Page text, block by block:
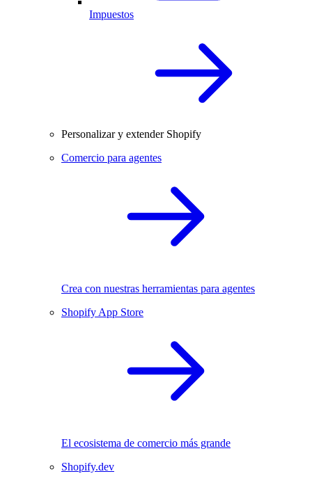
Impuestos
Personalizar y extender Shopify
Comercio para agentes
Crea con nuestras herramientas para agentes
Shopify App Store
El ecosistema de comercio más grande
Shopify.dev